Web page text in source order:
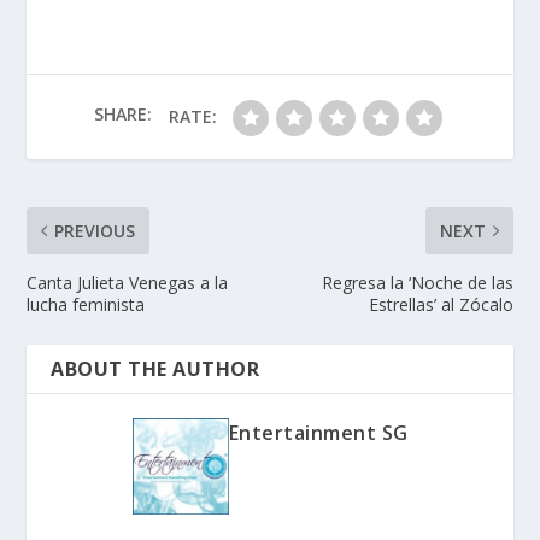
SHARE: RATE:
PREVIOUS
Canta Julieta Venegas a la
lucha feminista
NEXT
Regresa la ‘Noche de las
Estrellas’ al Zócalo
ABOUT THE AUTHOR
Entertainment SG